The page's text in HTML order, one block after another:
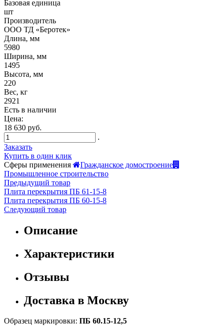
Базовая единица
шт
Производитель
ООО ТД «Беротек»
Длина, мм
5980
Ширина, мм
1495
Высота, мм
220
Вес, кг
2921
Есть в наличии
Цена:
18 630 руб.
.
Заказать
Купить в один клик
Сферы применения
Гражданское домостроение
Промышленное строительство
Предыдущий товар
Плита перекрытия ПБ 61-15-8
Плита перекрытия ПБ 60-15-8
Следующий товар
Описание
Характеристики
Отзывы
Доставка в Москву
Образец маркировки: ПБ 60.15-12,5